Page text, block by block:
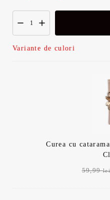
Variante de culori
Curea cu
59,99lei